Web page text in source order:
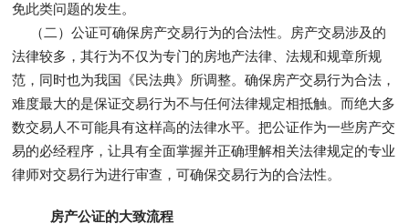
免此类问题的发生。
（二）公证可确保房产交易行为的合法性。房产交易涉及的
法律较多，其行为不仅为专门的房地产法律、法规和规章所规
范，同时也为我国《民法典》所调整。确保房产交易行为合法，
难度最大的是保证交易行为不与任何法律规定相抵触。而绝大多
数交易人不可能具有这样高的法律水平。把公证作为一些房产交
易的必经程序，让具有全面掌握并正确理解相关法律规定的专业
律师对交易行为进行审查，可确保交易行为的合法性。
房产公证的大致流程